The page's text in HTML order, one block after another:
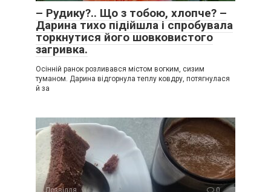
– Рудику?.. Що з тобою, хлопче? –
Дарина тихо підійшла і спробувала
торкнутися його шовковистого
загривка.
Осінній ранок розливався містом вогким, сизим
туманом. Дарина відгорнула теплу ковдру, потягнулася
й за